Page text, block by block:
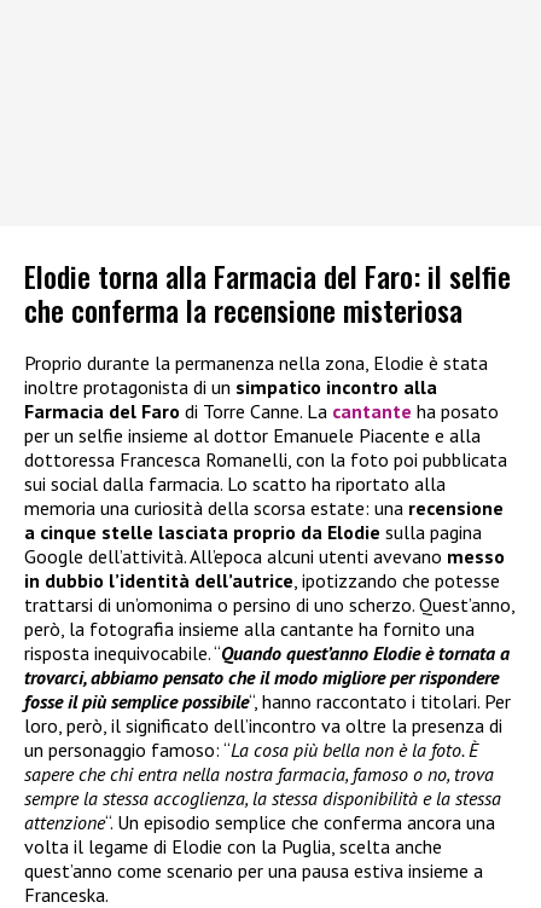
Elodie torna alla Farmacia del Faro: il selfie
che conferma la recensione misteriosa
Proprio durante la permanenza nella zona, Elodie è stata
inoltre protagonista di un simpatico incontro alla
Farmacia del Faro di Torre Canne. La cantante ha posato
per un selfie insieme al dottor Emanuele Piacente e alla
dottoressa Francesca Romanelli, con la foto poi pubblicata
sui social dalla farmacia. Lo scatto ha riportato alla
memoria una curiosità della scorsa estate: una recensione
a cinque stelle lasciata proprio da Elodie sulla pagina
Google dell’attività. All’epoca alcuni utenti avevano messo
in dubbio l’identità dell’autrice , ipotizzando che potesse
trattarsi di un’omonima o persino di uno scherzo. Quest’anno,
però, la fotografia insieme alla cantante ha fornito una
risposta inequivocabile. “Quando quest’anno Elodie è tornata a
trovarci, abbiamo pensato che il modo migliore per rispondere
fosse il più semplice possibile“, hanno raccontato i titolari. Per
loro, però, il significato dell’incontro va oltre la presenza di
un personaggio famoso: “La cosa più bella non è la foto. È
sapere che chi entra nella nostra farmacia, famoso o no, trova
sempre la stessa accoglienza, la stessa disponibilità e la stessa
attenzione“. Un episodio semplice che conferma ancora una
volta il legame di Elodie con la Puglia, scelta anche
quest’anno come scenario per una pausa estiva insieme a
Franceska.